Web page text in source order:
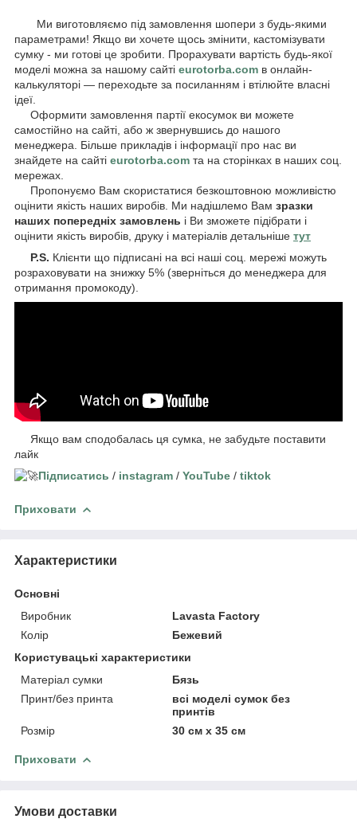
Ми виготовляємо під замовлення шопери з будь-якими
параметрами! Якщо ви хочете щось змінити, кастомізувати
сумку - ми готові це зробити. Прорахувати вартість будь-якої
моделі можна за нашому сайті eurotorba.com в онлайн-
калькуляторі — переходьте за посиланням і втілюйте власні
ідеї.
Оформити замовлення партії екосумок ви можете
самостійно на сайті, або ж звернувшись до нашого
менеджера. Більше прикладів і інформації про нас ви
знайдете на сайті eurotorba.com та на сторінках в наших соц.
мережах.
Пропонуємо Вам скористатися безкоштовною можливістю
оцінити якість наших виробів. Ми надішлемо Вам зразки
наших попередніх замовлень і Ви зможете підібрати і
оцінити якість виробів, друку і матеріалів детальніше тут
P.S. Клієнти що підписані на всі наші соц. мережі можуть
розраховувати на знижку 5% (зверніться до менеджера для
отримання промокоду).
Якщо вам сподобалась ця сумка, не забудьте поставити
лайк
Підписатись / instagram / YouTube / tiktok
Приховати
Характеристики
Основні
Виробник
Lavasta Factory
Колір
Бежевий
Користувацькі характеристики
Матеріал сумки
Бязь
Принт/без принта
всі моделі сумок без
принтів
Розмір
30 см х 35 см
Приховати
Умови доставки